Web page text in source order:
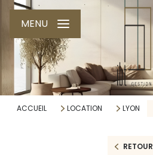
MENU
ACCUEIL LOCATION LYON
RETOUR